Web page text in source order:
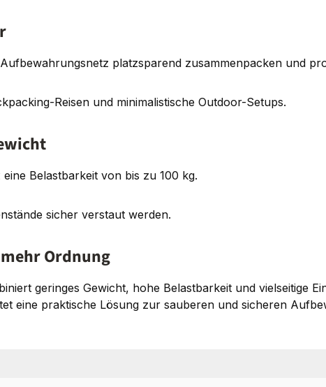
platzsparend zusammenpacken und
Reisen und minimalistische Outdoor-Setups.
Belastbarkeit von bis zu 100 kg.
sicher verstaut werden.
Ordnung
geringes Gewicht, hohe Belastbarkeit und vielseitige
eine praktische Lösung zur sauberen und sicheren